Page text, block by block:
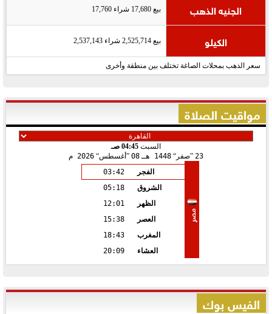
الجنيه الذهب بيع 17,680 شراء 17,760
الكيلو بيع 2,525,714 شراء 2,537,143
سعر الذهب بمحلات الصاغة تختلف بين منطقة وأخرى
مواقيت الصلاة
السبت 04:45 صـ
23 صفر 1448 هـ 08 أغسطس 2026 م
مصر
الفجر
03:42
الشروق
05:18
الظهر
12:01
العصر
15:38
المغرب
18:43
العشاء
20:09
الفيس بوك